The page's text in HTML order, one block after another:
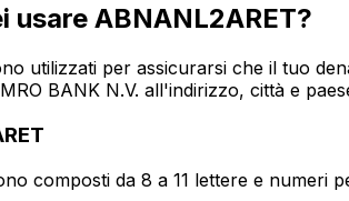
usare ABNANL2ARET?
utilizzati per assicurarsi che il tuo
BANK N.V. all'indirizzo, città e
composti da 8 a 11 lettere e numeri